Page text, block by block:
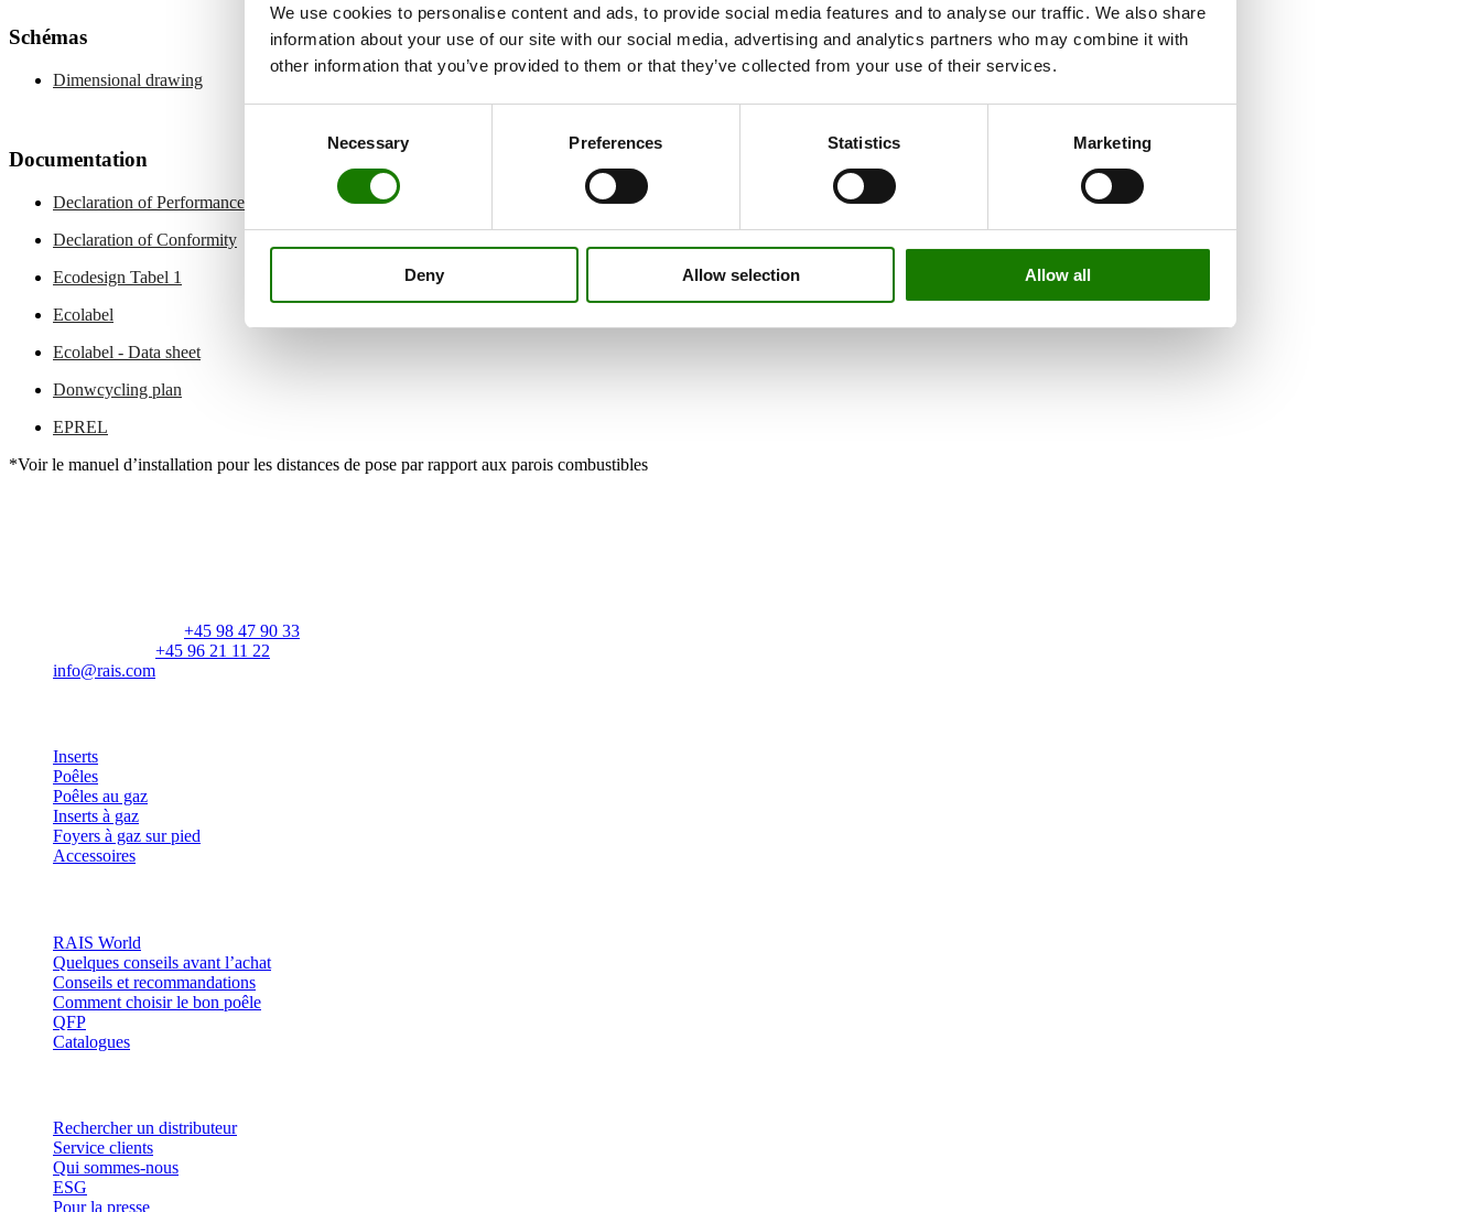
We use cookies to personalise content and ads, to provide social media features and to analyse our traffic. We also share
information about your use of our site with our social media, advertising and analytics partners who may combine it with
other information that you’ve provided to them or that they’ve collected from your use of their services.
Necessary Preferences Statistics Marketing
Deny Allow selection Allow all
Schémas
Dimensional drawing
Documentation
Declaration of Performance
Declaration of Conformity
Ecodesign Tabel 1
Ecolabel
Ecolabel - Data sheet
Donwcycling plan
EPREL
*Voir le manuel d’installation pour les distances de pose par rapport aux parois combustibles
+45 98 47 90 33
+45 96 21 11 22
info@rais.com
Inserts
Poêles
Poêles au gaz
Inserts à gaz
Foyers à gaz sur pied
Accessoires
RAIS World
Quelques conseils avant l’achat
Conseils et recommandations
Comment choisir le bon poêle
QFP
Catalogues
Rechercher un distributeur
Service clients
Qui sommes-nous
ESG
Pour la presse